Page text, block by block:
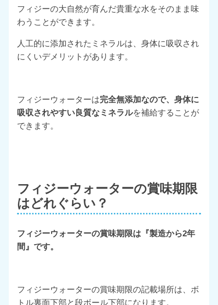
フィジーの大自然が育んだ貴重な水をそのまま味
わうことができます。
人工的に添加されたミネラルは、身体に吸収され
にくいデメリットがあります。
フィジーウォーターは完全無添加なので、身体に
吸収されやすい良質なミネラルを補給することが
できます。
フィジーウォーターの賞味期限
はどれぐらい？
フィジーウォーターの賞味期限は『製造から2年
間』です。
フィジーウォーターの賞味期限の記載場所は、ボ
トル裏面下部と段ボール下部になります。